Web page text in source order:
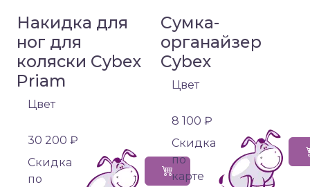
Накидка для
ног для
коляски Cybex
Priam
Цвет
30 200 ₽
Cкидка
по
Сумка-
органайзер
Cybex
Цвет
8 100 ₽
Cкидка
по
карте